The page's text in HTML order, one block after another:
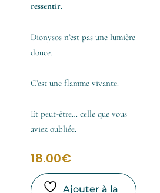
ressentir.
Dionysos n’est pas une lumière
douce.
C’est une flamme vivante.
Et peut-être… celle que vous
aviez oubliée.
18.00€
Ajouter à la